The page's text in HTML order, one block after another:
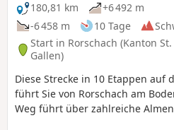
180,81 km
+6 492 m
-6 458 m
10 Tage
Start in Rorschach (Kanton St.
Gallen)
Diese Strecke in 10 Etappen auf
führt Sie von Rorschach am
Weg führt über zahlreiche